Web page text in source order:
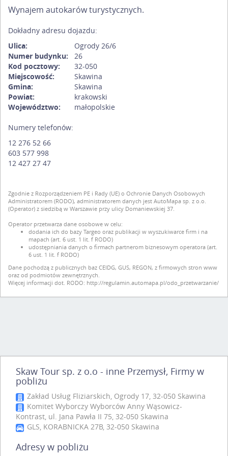
Wynajem autokarów turystycznych.
Dokładny adresu dojazdu:
Ulica:
Ogrody 26/6
Numer budynku:
26
Kod pocztowy:
32-050
Miejscowość:
Skawina
Gmina:
Skawina
Powiat:
krakowski
Województwo:
małopolskie
Numery telefonów:
12 276 52 66
603 577 998
12 427 27 47
Zgodnie z Rozporządzeniem PE i Rady (UE) o Ochronie Danych Osobowych
Administratorem (RODO), administratorem danych jest AutoMapa sp. z o.o.
(Operator) z siedzibą w Warszawie przy ulicy Domaniewskiej 37.
Operator przetwarza dane osobowe w celu:
dodania ich do bazy Targeo oraz publikacji w wyszukiwarce firm i na
mapach (art. 6 ust. 1 lit. f RODO)
udostępniania danych o firmach partnerom biznesowym operatora (art.
6 ust. 1 lit. f RODO)
Dane pochodzą z publicznych baz CEIDG, GUS, REGON, z firmowych stron www
oraz od podmiotów zewnętrznych.
Więcej informacji dot. RODO: http://regulamin.automapa.pl/odo_przetwarzanie/
Skaw Tour sp. z o.o - inne Przemysł, Firmy w
pobliżu
Zakład Usług Fliziarskich, Ogrody 17, 32-050 Skawina
Komitet Wyborczy Wyborców Anny Wąsowicz-
Kontrast, ul. Jana Pawła II 75, 32-050 Skawina
GLS, KORABNICKA 27B, 32-050 Skawina
Adresy w pobliżu